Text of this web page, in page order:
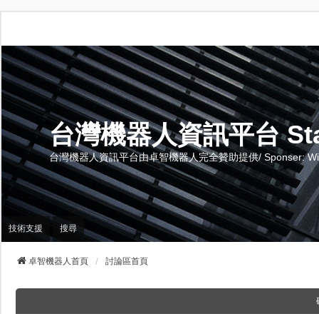
台灣機器人資訊平台
台灣機器人資訊平台由卓智機器人完全贊助提供/ Sponser:
技術支援 搜尋
卓智機器人首頁 討論區首頁